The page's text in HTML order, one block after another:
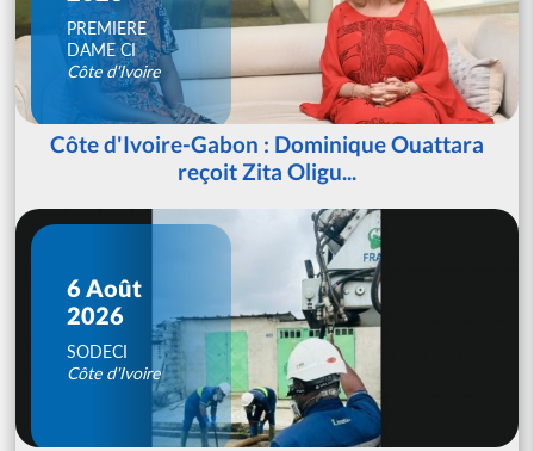
PREMIERE
DAME CI
Côte d'Ivoire
Côte d'Ivoire-Gabon : Dominique Ouattara
reçoit Zita Oligu...
6 Août
2026
SODECI
Côte d'Ivoire